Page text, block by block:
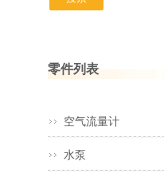
零件列表
空气流量计
水泵